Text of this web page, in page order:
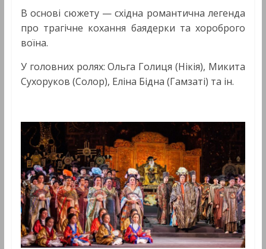
В основі сюжету — східна романтична легенда
про трагічне кохання баядерки та хороброго
воїна.
У головних ролях: Ольга Голиця (Нікія), Микита
Сухоруков (Солор), Еліна Бідна (Гамзаті) та ін.